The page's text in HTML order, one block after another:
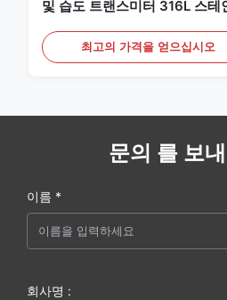
및 습도 트랜스미터 316L 스테
최고의 가격을 얻으십시오
문의 를 보
이름 *
회사명 :